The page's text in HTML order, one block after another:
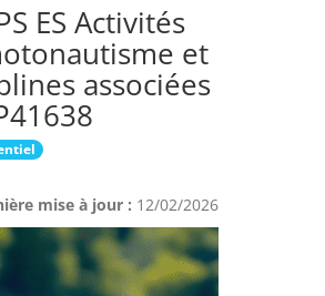
ES Activités
et
associées
mise à jour : 12/02/2026